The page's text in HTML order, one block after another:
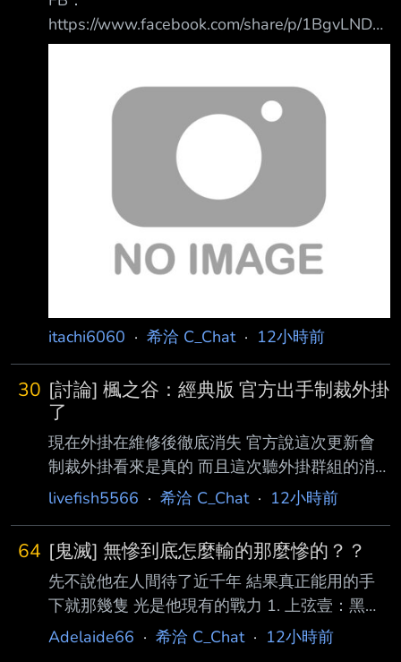
https://www.facebook.com/share/p/1BgvLNDXz
p/ https://i.meee.com.tw/XwswiYK.png
管制失敗後，iWIN似乎打算繞過這段來管 先把
動漫畫打成兒童性虐待的一種，再來用刑法235
條來搞 中華民國《刑法》第235條規範的是散布
猥褻物品罪。依據全國法規資料庫，該條文規定
：散布、播送、販賣、公然陳列或以他法供人觀
覽、聽聞猥褻之文字、圖畫、聲音、影像 或其
itachi6060 · 希洽 C_Chat· 12小時前
30 [討論] 楓之谷：經典版 官方出手制裁外掛
了
現在外掛在維修後徹底消失 官方說這次更新會
制裁外掛看來是真的 而且這次聽外掛群組的消
息是說開掛會秒鎖帳號以外還會鎖主機板 這樣
需要時間了 玩家們是不是該說「遊戲橘子是佛
心公司」 遊戲橘子終於給玩家們一塊淨土啦 遊
戲橘子 永遠的神 --
livefish5566 · 希洽 C_Chat· 12小時前
64 [鬼滅] 無慘到底怎麼輸的那麼慘的？？
先不說他在人間待了近千年 結果真正能用的手
下就那幾隻 光是他現有的戰力 1. 上弦壹：黑死
牟 唯一能使用月之呼吸的鬼 擁有看穿生物肌肉
Adelaide66 · 希洽 C_Chat· 12小時前